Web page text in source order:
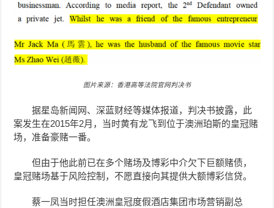
图片来源：香港高等法院官网判决书
据星岛新闻网、深蓝财经等媒体报道，判决书披露，此
案发生在2015年2月，当时黄有龙飞到位于澳洲珀斯的皇冠赌
场，准备豪赌一番。
但由于他此前已在多个赌场及博彩中介欠下巨额赌债，
皇冠赌场基于风险控制，不愿直接向其提供大额博彩信贷。
蔡一凤当时担任澳洲皇冠度假酒店集团市场营销副总